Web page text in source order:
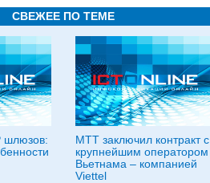
СВЕЖЕЕ ПО ТЕМЕ
шлюзов:
МТТ заключил контракт с
крупнейшим оператором
Вьетнама – компанией
Viettel